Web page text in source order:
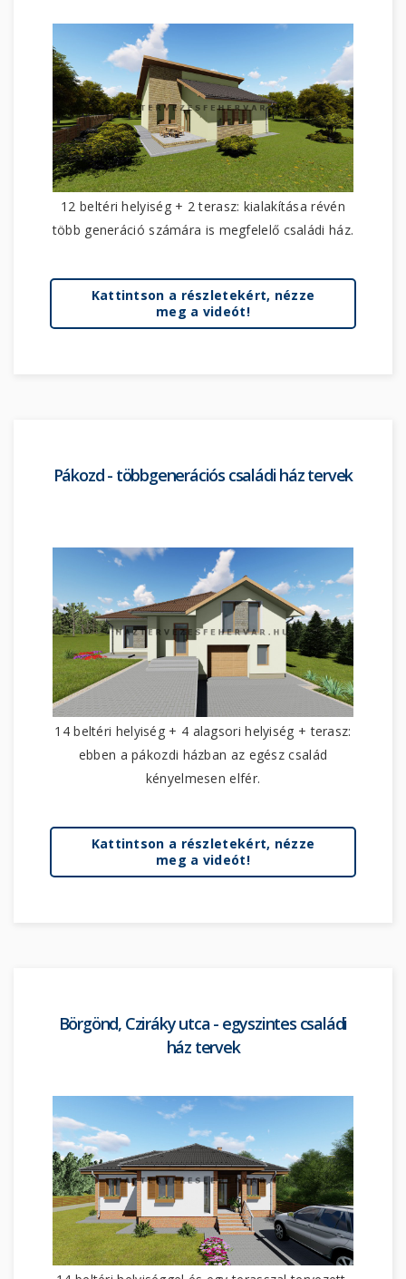
12 beltéri helyiség + 2 terasz: kialakítása révén
több generáció számára is megfelelő családi ház.
Kattintson a részletekért, nézze
meg a videót!
Pákozd - többgenerációs családi ház tervek
14 beltéri helyiség + 4 alagsori helyiség + terasz:
ebben a pákozdi házban az egész család
kényelmesen elfér.
Kattintson a részletekért, nézze
meg a videót!
Börgönd, Cziráky utca - egyszintes családi
ház tervek